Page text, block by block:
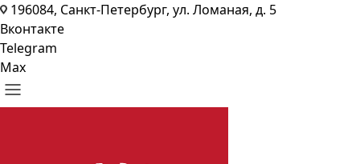
196084, Санкт-Петербург, ул. Ломаная, д. 5
Вконтакте
Telegram
Max